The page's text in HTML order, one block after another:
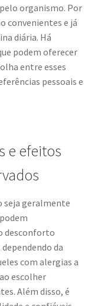
organismo. Por
convenientes e já
diária. Há
podem oferecer
entre esses
pessoais e
e efeitos
seja geralmente
desconforto
da
com alergias a
escolher
Além disso, é